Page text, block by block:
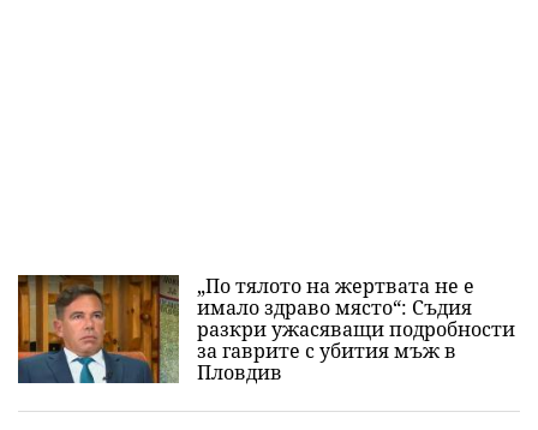
„По тялото на жертвата не е
имало здраво място“: Съдия
разкри ужасяващи подробности
за гаврите с убития мъж в
Пловдив